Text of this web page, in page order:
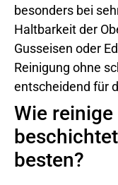
besonders bei
Haltbarkeit der
Gusseisen oder
Reinigung ohne
entscheidend für
Wie
besten?